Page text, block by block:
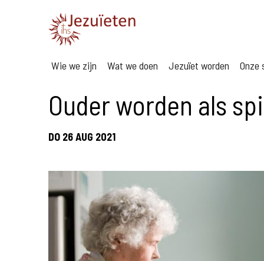
Wie we zijn Wat we doen Jezuïet worden
Ouder worden als
DO 26 AUG 2021